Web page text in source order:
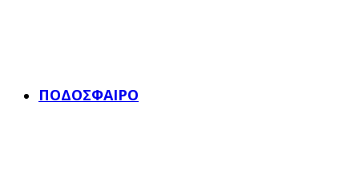
ΠΟΔΌΣΦΑΙΡΟ